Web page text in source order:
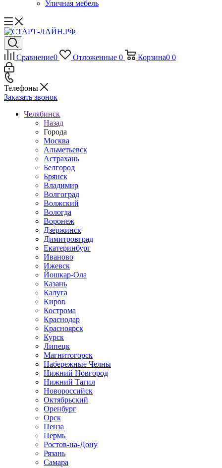
Уличная мебель
Сравнение0 Отложенные 0 Корзина0 0
Телефоны
Заказать звонок
Челябинск
Назад
Города
Москва
Альметьевск
Астрахань
Белгород
Брянск
Владимир
Волгоград
Волжский
Вологда
Воронеж
Дзержинск
Димитровград
Екатеринбург
Иваново
Ижевск
Йошкар-Ола
Казань
Калуга
Киров
Кострома
Краснодар
Красноярск
Курск
Липецк
Магнитогорск
Набережные Челны
Нижний Новгород
Нижний Тагил
Новороссийск
Октябрьский
Оренбург
Орск
Пенза
Пермь
Ростов-на-Дону
Рязань
Самара